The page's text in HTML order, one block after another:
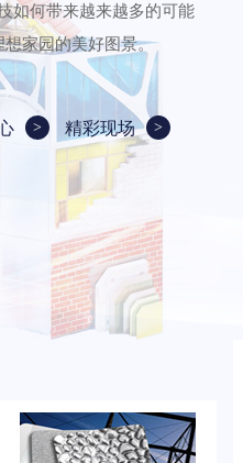
如何带来越来越多的可能
家园的美好图景。
精彩现场